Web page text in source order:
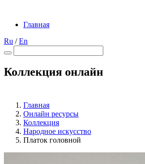
Главная
Ru /En
Коллекция онлайн
Главная
Онлайн ресурсы
Коллекция
Народное искусство
Платок головной